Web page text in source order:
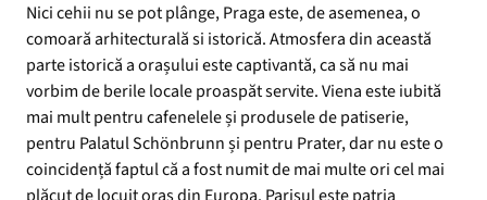
Nici cehii nu se pot plânge, Praga este, de asemenea, o
comoară arhitecturală si istorică. Atmosfera din această
parte istorică a orașului este captivantă, ca să nu mai
vorbim de berile locale proaspăt servite. Viena este iubită
mai mult pentru cafenelele și produsele de patiserie,
pentru Palatul Schönbrunn și pentru Prater, dar nu este o
coincidență faptul că a fost numit de mai multe ori cel mai